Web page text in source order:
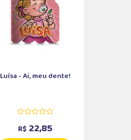
Luísa - Ai, meu dente!
R$ 22,85